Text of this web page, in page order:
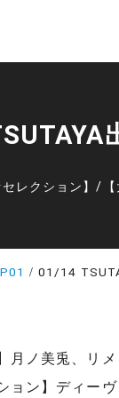
セレクション】/
01/14
月ノ美兎、リ
ョン】ディー